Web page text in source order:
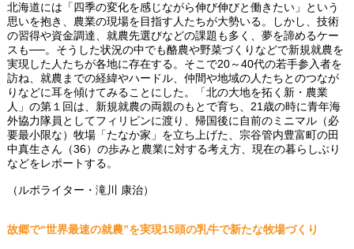
北海道には「四季の変化を感じながら伸び伸びと働きたい」という
思いを抱き、農業の現場を目指す人たちが大勢いる。しかし、技術
の習得や資金調達、就農先選びなどの課題も多く、夢を諦めるケー
スも──。そうした状況の中でも酪農や野菜づくりなどで新規就農を
実現した人たちが各地に存在する。そこで20～40代の若手参入者を
訪ね、就農までの経緯やハードル、仲間や地域の人たちとのつなが
りなどに耳を傾けてみることにした。「北の大地を拓く新・農業
人」の第１回は、新規就農の両親のもとで育ち、21歳の時に青年海
外協力隊員としてフィリピンに渡り、帰国後に自前のミニマル（必
要最小限な）牧場「たなか家」を立ち上げた、宗谷管内豊富町の田
中真生さん（36）の歩みと農業に対する考え方、現在の暮らしぶり
などをレポートする。
（ルポライター・滝川 康治）
故郷で“世界最速の就農”を実現15頭の乳牛で新たな牧場づくり